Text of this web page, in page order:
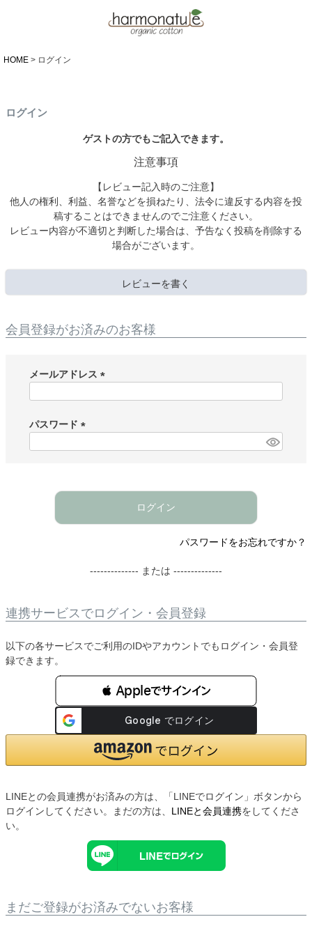
HOME ログイン
ログイン
ゲストの方でもご記入できます。
注意事項
【レビュー記入時のご注意】
他人の権利、利益、名誉などを損ねたり、法令に違反する内容を投
稿することはできませんのでご注意ください。
レビュー内容が不適切と判断した場合は、予告なく投稿を削除する
場合がございます。
レビューを書く
会員登録がお済みのお客様
メールアドレス
)
パスワード
ログイン
パスワードをお忘れですか？
-------------- または --------------
連携サービスでログイン・会員登録
以下の各サービスでご利用のIDやアカウントでもログイン・会員登
録できます。
 Appleでサインイン
LINEとの会員連携がお済みの方は、「LINEでログイン」ボタンから
ログインしてください。まだの方は、 LINEと会員連携をしてくださ
い。
まだご登録がお済みでないお客様